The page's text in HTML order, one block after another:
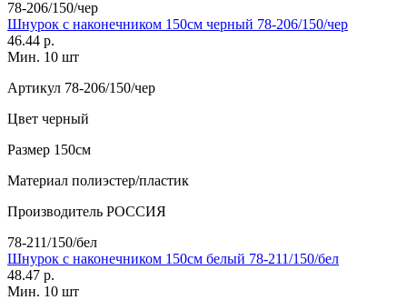
78-206/150/чер
Шнурок с наконечником 150см черный 78-206/150/чер
46.44 р.
Мин. 10 шт
Артикул 78-206/150/чер
Цвет черный
Размер 150см
Материал полиэстер/пластик
Производитель РОССИЯ
78-211/150/бел
Шнурок с наконечником 150см белый 78-211/150/бел
48.47 р.
Мин. 10 шт